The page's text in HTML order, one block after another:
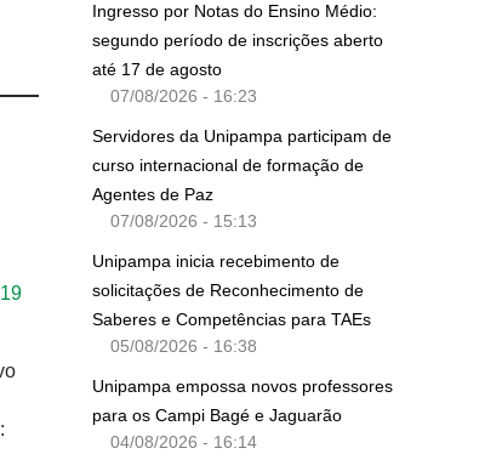
Ingresso por Notas do Ensino Médio:
segundo período de inscrições aberto
até 17 de agosto
07/08/2026 - 16:23
Servidores da Unipampa participam de
curso internacional de formação de
Agentes de Paz
07/08/2026 - 15:13
Unipampa inicia recebimento de
solicitações de Reconhecimento de
Saberes e Competências para TAEs
05/08/2026 - 16:38
Unipampa empossa novos professores
para os Campi Bagé e Jaguarão
04/08/2026 - 16:14